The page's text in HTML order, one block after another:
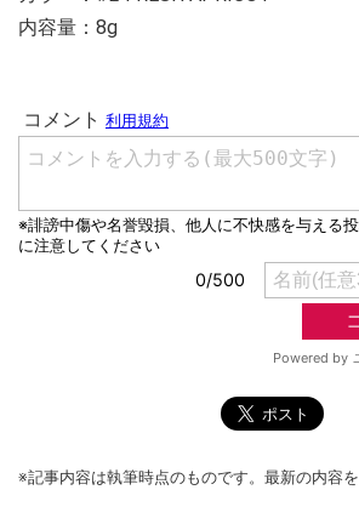
内容量：8g
※記事内容は執筆時点のものです。最新の内容を